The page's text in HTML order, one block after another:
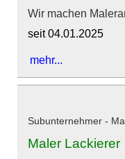
Wir machen
seit 04.01.2025
mehr...
Subunternehmer -
Maler